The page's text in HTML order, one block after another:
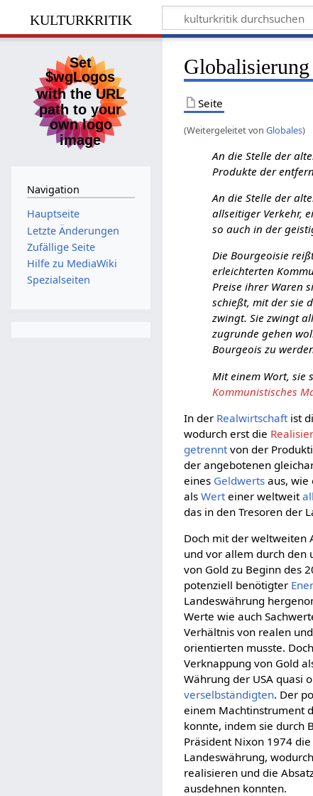
kulturkritik
Globalisierung
Seite
(Weitergeleitet vonGlobales)
An die Stelle der
Produkte der
An die Stelle der
allseitiger Verkehr,
so auch in der
Die Bourgeoisie
erleichterten
Preise ihrer Waren
schießt, mit der sie
zwingt. Sie zwingt
zugrunde gehen
Bourgeois zu
Mit einem Wort, sie
Kommunistisches
In der Realwirtschaft ist
wodurch erst die
getrennt von der
der angebotenen
eines Geldwerts aus,
alsWert einer weltweit
das in den Tresoren der
Doch mit der weltweiten
und vor allem durch den
von Gold zu Beginn des
potenziell benötigter
Landeswährung
Werte wie auch
Verhältnis von realen
orientierten musste.
Verknappung von Gold
Währung der USA quasi
verselbständigten. Der
einem Machtinstrument
konnte, indem sie durch
Präsident Nixon 1974
Landeswährung,
realisieren und die
ausdehnen konnten.
Navigation
Hauptseite
Letzte Änderungen
Zufällige Seite
Hilfe zu MediaWiki
Spezialseiten